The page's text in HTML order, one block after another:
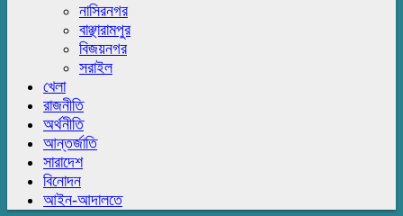
নাসিরনগর
বাঞ্ছারামপুর
বিজয়নগর
সরাইল
খেলা
রাজনীতি
অর্থনীতি
আন্তর্জাতি
সারাদেশ
বিনোদন
আইন-আদালতে